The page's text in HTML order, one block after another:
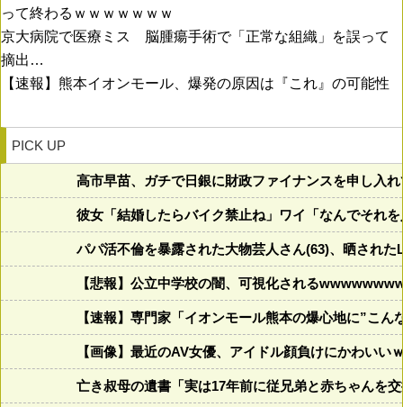
って終わるｗｗｗｗｗｗｗ
京大病院で医療ミス 脳腫瘍手術で「正常な組織」を誤って
摘出…
【速報】熊本イオンモール、爆発の原因は『これ』の可能性
PICK UP
高市早苗、ガチで日銀に財政ファイナンスを申し入
彼女「結婚したらバイク禁止ね」ワイ「なんでそれ
パパ活不倫を暴露された大物芸人さん(63)、晒され
【悲報】公立中学校の闇、可視化される
【速報】専門家「イオンモール熊本の爆心地に”こ
【画像】最近のAV女優、アイドル顔負けにかわいい
亡き叔母の遺書「実は17年前に従兄弟と赤ちゃんを